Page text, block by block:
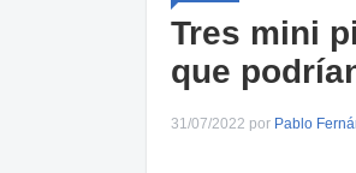
Tres mini
que
31/07/2022 por Pablo